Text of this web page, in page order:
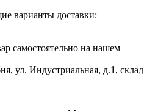
варианты доставки:
самостоятельно на нашем
ул. Индустриальная, д.1, склад